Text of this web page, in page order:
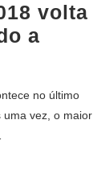
volta
a
no último
uma vez, o maior